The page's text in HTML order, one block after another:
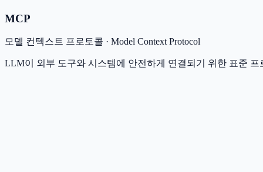
MCP
모델 컨텍스트 프로토콜 · Model Context Protocol
LLM이 외부 도구와 시스템에 안전하게 연결되기 위한 표준 프